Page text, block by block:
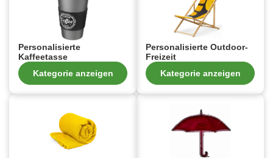
Personalisierte
Kaffeetasse
Kategorie anzeigen
Personalisierte Outdoor-
Freizeit
Kategorie anzeigen